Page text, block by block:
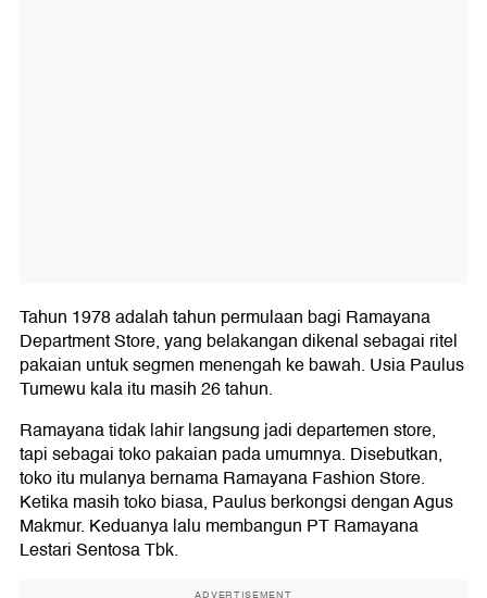
Tahun 1978 adalah tahun permulaan bagi Ramayana
Department Store, yang belakangan dikenal sebagai ritel
pakaian untuk segmen menengah ke bawah. Usia Paulus
Tumewu kala itu masih 26 tahun.
Ramayana tidak lahir langsung jadi departemen store,
tapi sebagai toko pakaian pada umumnya. Disebutkan,
toko itu mulanya bernama Ramayana Fashion Store.
Ketika masih toko biasa, Paulus berkongsi dengan Agus
Makmur. Keduanya lalu membangun PT Ramayana
Lestari Sentosa Tbk.